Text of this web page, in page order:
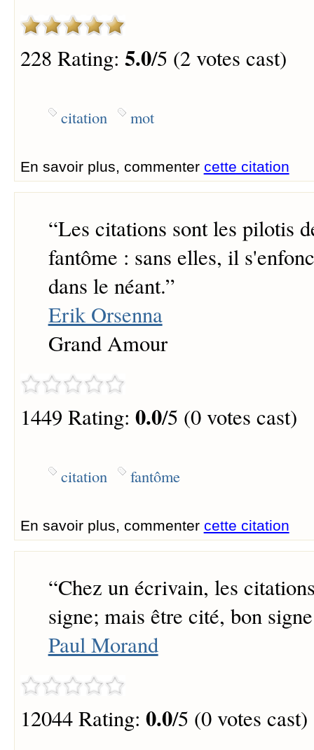
228 Rating: 5.0/5 (2 votes cast)
citation mot
En savoir plus, commenter cette citation
“Les citations sont les pilotis
fantôme : sans elles, il
dans le néant.”
Erik Orsenna
Grand Amour
1449 Rating: 0.0/5 (0 votes cast)
citation fantôme
En savoir plus, commenter cette citation
“Chez un écrivain, les
signe; mais être cité, bon
Paul Morand
12044 Rating: 0.0/5 (0 votes cast)